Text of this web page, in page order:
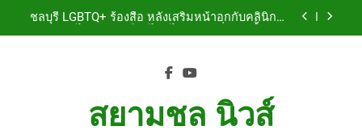
ชลบุรี LGBTQ+ ร้องสื่อ หลังเสริมหน้าอกกับคลินิกชื่อ
ก่อนพบเป็นศพเปลือยยัดกระเป๋า ทิ้งริมทางรถไฟ รวบ
คาสนามบินขณะเตรียมบินกลับประเทศ
ล้าน ปรับ ห้องประชุม–ห้องผู้บริหาร
ชลบุรี นทท.ฟินแลนด์ขี่จยย.หนีตายขึ้นโรงพักพัทยา
สยามชล นิวส์